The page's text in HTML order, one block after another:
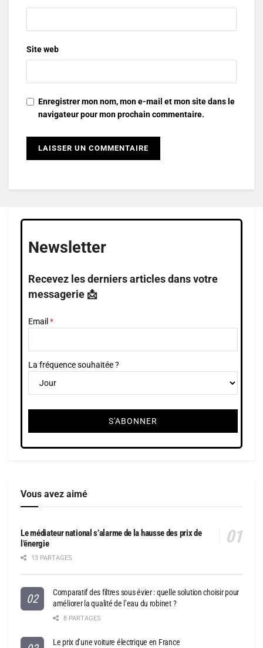
Site web
Enregistrer mon nom, mon e-mail et mon site dans le
navigateur pour mon prochain commentaire.
Newsletter
Recevez les derniers articles dans votre
messagerie 📩
Email
La fréquence souhaitée ?
Vous avez aimé
Le médiateur national s’alarme de la hausse des prix de
l’énergie
13 PARTAGES
Comparatif des filtres sous évier : quelle solution choisir pour
améliorer la qualité de l’eau du robinet ?
8 PARTAGES
Le prix d’une voiture électrique en France